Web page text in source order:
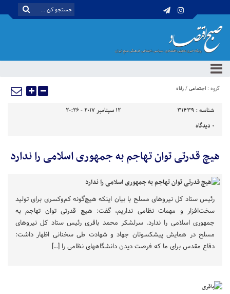
گروه : اجتماعی/رفاه
شناسه : 31439
12 سپتامبر 2017 - 20:26
0 دیدگاه
هیچ قدرتی توان تهاجم به جمهوری اسلامی را ندارد
رئیس ستاد کل نیروهای مسلح با بیان اینکه هیچ‌گونه کم‌وکسری برای تولید
سخت‌افزار و مهمات نظامی نداریم، گفت: هیچ قدرتی توان تهاجم به
جمهوری اسلامی را ندارد. سرلشکر محمد باقری رئیس ستاد کل نیروهای
مسلح در همایش پیشکسوتان جهاد و شهادت طی سخنانی اظهار داشت:
دفاع مقدس برای ما که فرصت دیدن دانشگاههای نظامی را […]